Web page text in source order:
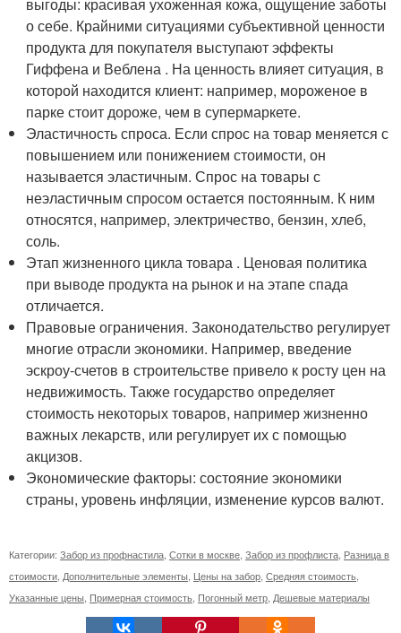
о себе. Крайними ситуациями субъективной ценности
продукта для покупателя выступают эффекты
Гиффена и Веблена . На ценность влияет ситуация, в
которой находится клиент: например, мороженое в
парке стоит дороже, чем в супермаркете.
Эластичность спроса. Если спрос на товар меняется с
повышением или понижением стоимости, он
называется эластичным. Спрос на товары с
неэластичным спросом остается постоянным. К ним
относятся, например, электричество, бензин, хлеб,
соль.
Этап жизненного цикла товара . Ценовая политика
при выводе продукта на рынок и на этапе спада
отличается.
Правовые ограничения. Законодательство регулирует
многие отрасли экономики. Например, введение
эскроу-счетов в строительстве привело к росту цен на
недвижимость. Также государство определяет
стоимость некоторых товаров, например жизненно
важных лекарств, или регулирует их с помощью
акцизов.
Экономические факторы: состояние экономики
страны, уровень инфляции, изменение курсов валют.
Категории: Забор из профнастила Сотки в москве Забор из профлиста Разница в
стоимости Дополнительные элементы Цены на забор Средняя стоимость
Указанные цены Примерная стоимость Погонный метр Дешевые материалы